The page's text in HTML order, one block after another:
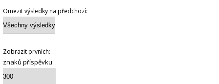
Omezit výsledky na předchozí:
Zobrazit prvních:
znaků příspěvku